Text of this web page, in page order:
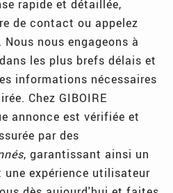
rapide et détaillée,
de contact ou appelez
nous engageons à
les plus brefs délais et
informations nécessaires
Chez GIBOIRE
annonce est vérifiée et
par des
, garantissant ainsi un
une expérience utilisateur